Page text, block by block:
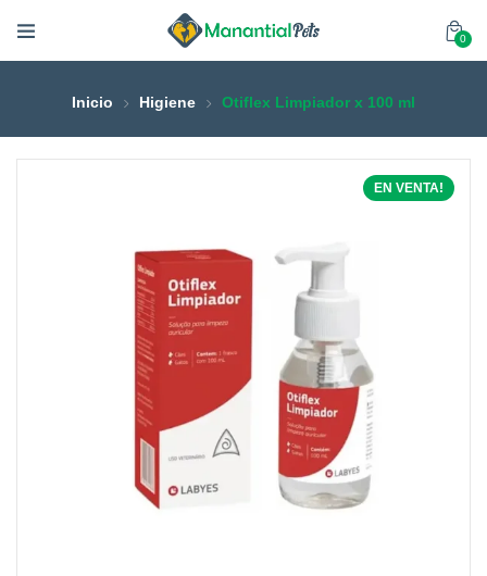
0
Inicio Higiene Otiflex Limpiador x 100 ml
EN VENTA!